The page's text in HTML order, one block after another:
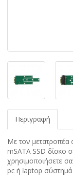
Περιγραφή
Με τον μετατροπέα
mSATA SSD δίσκο
χρησιμοποιήσετε
pc ή laptop σύστημά